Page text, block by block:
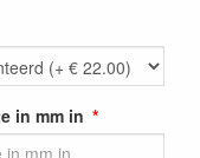
in mm in